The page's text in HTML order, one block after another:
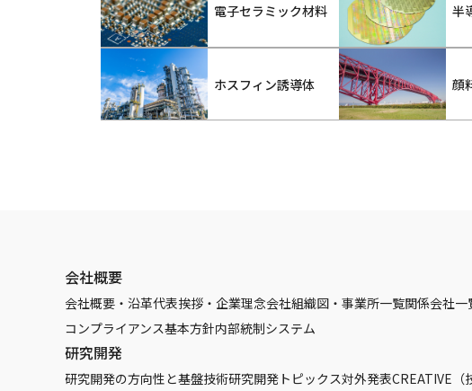
電子セラミック材料 半
ホスフィン誘導体 顔
会社概要
会社概要・沿革代表挨拶・企業理念会社組織図・事業所一覧関係会社一
コンプライアンス基本方針内部統制システム
研究開発
研究開発の方向性と基盤技術研究開発トピックス対外発表CREATIVE（